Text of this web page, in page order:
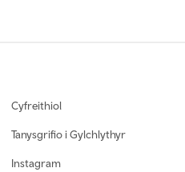
Cyfreithiol
Tanysgrifio i Gylchlythyr
Instagram